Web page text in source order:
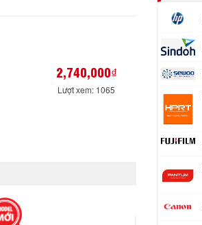
2,740,000₫
Lượt xem: 1065